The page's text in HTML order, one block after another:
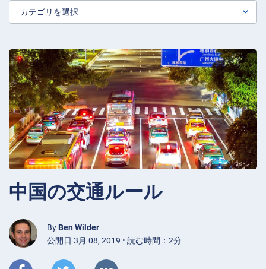
中国の交通ルール
By Ben Wilder
公開日 3月 08, 2019 • 読む時間：2分